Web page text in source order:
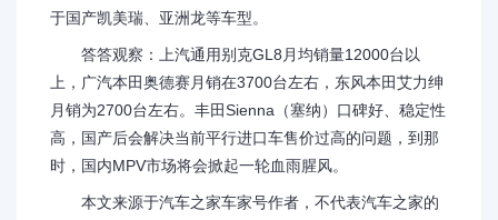
于国产凯美瑞、亚洲龙等车型。
答答观察：上汽通用别克GL8月均销量12000台以
上，广汽本田奥德赛月销在3700台左右，东风本田艾力绅
月销为2700台左右。丰田Sienna（塞纳）口碑好、稳定性
高，国产后会解决当前平行进口车售价过高的问题，到那
时，国内MPV市场将会掀起一轮血雨腥风。
本文来源于汽车之家车家号作者，不代表汽车之家的